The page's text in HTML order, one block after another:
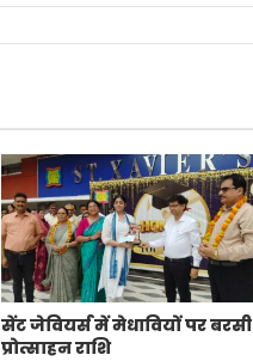
सेंट जेवियर्स में मेधावियों पर बरसी
प्रोत्साहन राशि